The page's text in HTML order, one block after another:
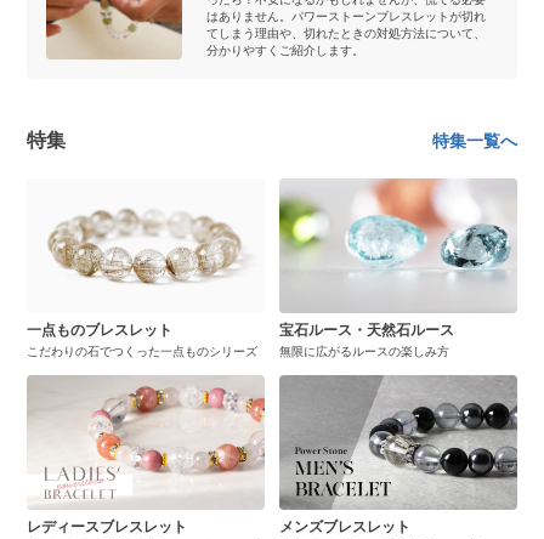
はありません。パワーストーンブレスレットが切れ
てしまう理由や、切れたときの対処方法について、
分かりやすくご紹介します。
特集 特集一覧へ
一点ものブレスレット
こだわりの石でつくった一点ものシリーズ
宝石ルース・天然石ルース
無限に広がるルースの楽しみ方
レディースブレスレット メンズブレスレット